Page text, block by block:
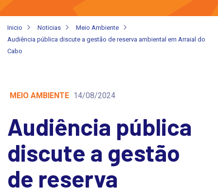
Inicio Noticias
Meio Ambiente
Audiência pública discute a gestão de reserva ambiental em Arraial do
Cabo
MEIO AMBIENTE 14/08/2024
Audiência pública
discute a gestão
de reserva